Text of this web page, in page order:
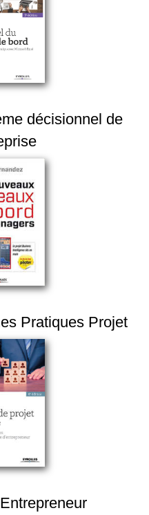
décisionnel de
Pratiques Projet